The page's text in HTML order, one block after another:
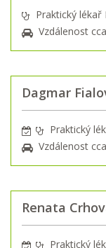
Praktický lékař
Vzdálenost cca
Dagmar
Praktický
Vzdálenost cca
Renata
Praktický